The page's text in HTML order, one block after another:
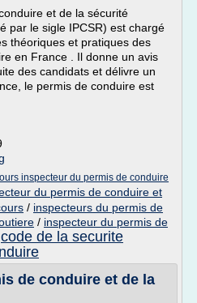
et de la sécurité
par le sigle IPCSR) est chargé
théoriques et pratiques des
en France . Il donne un avis
des candidats et délivre un
le permis de conduire est
inspecteur du permis de conduire
du permis de conduire et
/ inspecteurs du permis de
/ inspecteur du permis de
code de la securite
de conduire et de la